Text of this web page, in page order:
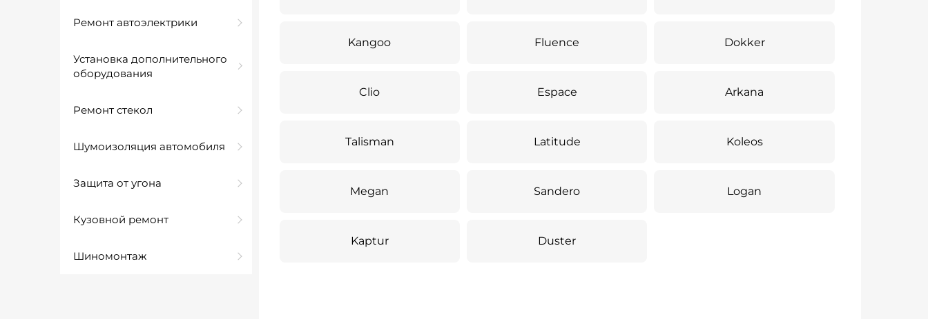
Ремонт автоэлектрики
Установка дополнительного
оборудования
Ремонт стекол
Шумоизоляция автомобиля
Защита от угона
Кузовной ремонт
Шиномонтаж
Kangoo Fluence Dokker
Clio Espace Arkana
Talisman Latitude Koleos
Megan Sandero Logan
Kaptur Duster